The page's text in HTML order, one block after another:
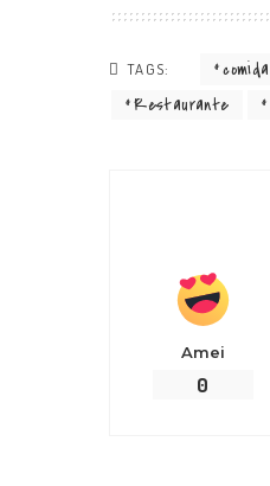
TAGS: comida
Restaurante
Amei
0